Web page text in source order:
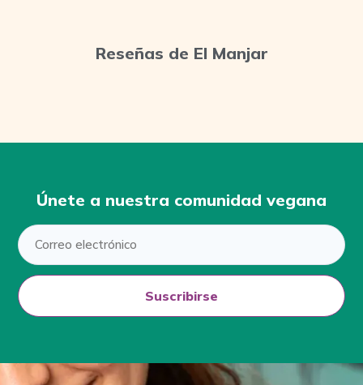
Reseñas de El Manjar
Únete a nuestra comunidad vegana
Suscribirse